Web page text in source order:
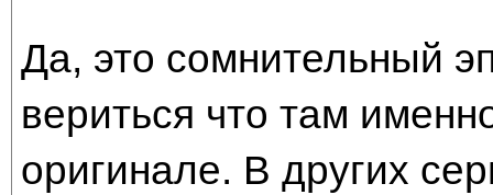
Да, это сомнительный
вериться что там
оригинале. В других